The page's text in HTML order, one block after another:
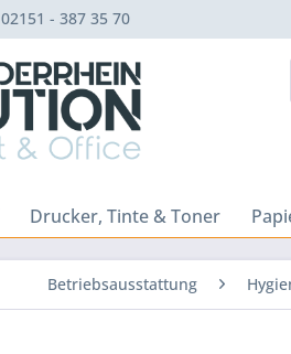
02151 - 387 35 70
Drucker, Tinte & Toner
Betriebsausstattung